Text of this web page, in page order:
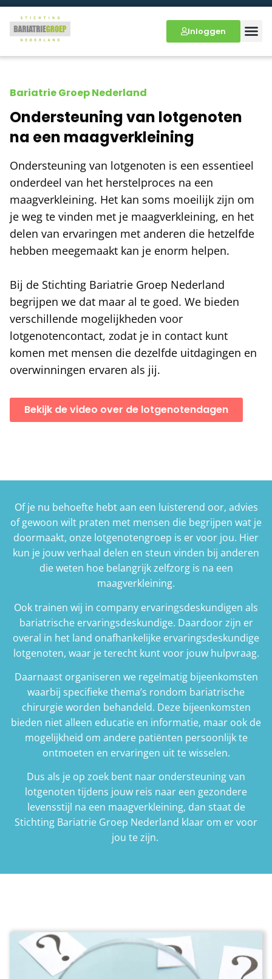
Inloggen
Bariatrie Groep Nederland
Ondersteuning van lotgenoten
na een maagverkleining
Ondersteuning van lotgenoten is een essentieel
onderdeel van het herstelproces na een
maagverkleining. Het kan soms moeilijk zijn om
je weg te vinden met je maagverkleining, en het
delen van ervaringen met anderen die hetzelfde
hebben meegemaakt kan je enorm helpen.
Bij de Stichting Bariatrie Groep Nederland
begrijpen we dat maar al te goed. We bieden
verschillende mogelijkheden voor
lotgenotencontact, zodat je in contact kunt
komen met mensen die dezelfde uitdagingen en
overwinningen ervaren als jij.
Bekijk de video over de lotgenotendagen
Of je nu behoefte hebt aan een luisterend oor, advies
of gewoon wilt praten met mensen die begrijpen wat je
doormaakt, onze lotgenotengroep is er voor jou. Hier
kun je jouw verhaal delen en steun vinden bij anderen
die weten hoe belangrijk zelfzorg is na een
maagverkleining.
Ook trainen wij in company ervaringsdeskundigen als
bariatrische ervaringsdeskundige. Daardoor zijn er
overal in het land onafhankelijke ervaringsdeskundige
lotgenoten, waar je terecht kunt voor jouw hulpvraag.
Daarnaast organiseren we regelmatig bijeenkomsten
waarbij specifieke thema’s rondom bariatrische
chirurgie worden behandeld. Deze bijeenkomsten
bieden niet alleen educatie en informatie, maar ook de
mogelijkheid om andere patiënten persoonlijk te
ontmoeten en ervaringen uit te wisselen.
Dus als je op zoek bent naar ondersteuning van
lotgenoten tijdens jouw reis naar een gezondere
levensstijl na een maagverkleining, dan staat de
Stichting Bariatrie Groep Nederland klaar om er voor
jou te zijn.